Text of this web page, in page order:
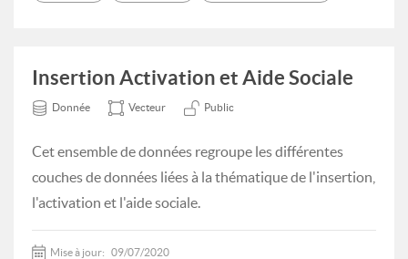
Insertion Activation et Aide Sociale
Donnée Vecteur Public
Cet ensemble de données regroupe les différentes
couches de données liées à la thématique de l'insertion,
l'activation et l'aide sociale.
Mise à jour: 09/07/2020